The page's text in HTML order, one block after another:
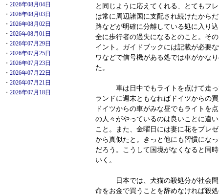
・ 2026年08月04日
・ 2026年08月03日
・ 2026年08月02日
・ 2026年08月01日
・ 2026年07月29日
・ 2026年07月25日
・ 2026年07月23日
・ 2026年07月22日
・ 2026年07月21日
・ 2026年07月18日
と同じように応えてくれる、とてもフ
は常に周辺諸国に支配され続けたから
路などが明確に分離している処に入り
全に歩行者の過失になるとのこと。そ
イント。ガイドブックには記載が必要
ワなどで信号機がある処では車がかな
た。
車は日中でもライトを点けて走っ
ランドに週末ともなればドイツからの
ドイツからの車がみな昼でもライトを
の人々がやっているのは良いことに違
こと。また、金曜日には妻に花をプレ
から真似たと。きっと他にも習慣にな
だろう。こうして国境がなくなると同
いく。
日本では、犬猫の殺処分が社会問
命をお金で買うことを辞めなければ殺